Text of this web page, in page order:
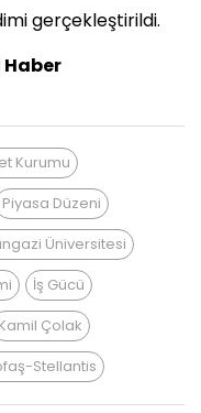
gerçekleştirildi.
Haber
Kurumu
Piyasa Düzeni
Üniversitesi
İş Gücü
Kamil Çolak
Stellantis